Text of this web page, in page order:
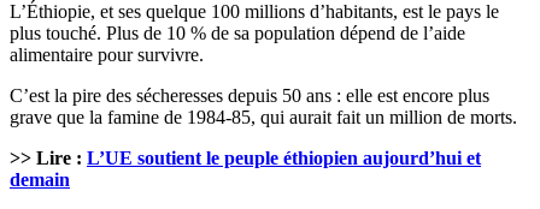
L’Éthiopie, et ses quelque 100 millions d’habitants, est le pays le
plus touché. Plus de 10 % de sa population dépend de l’aide
alimentaire pour survivre.
C’est la pire des sécheresses depuis 50 ans : elle est encore plus
grave que la famine de 1984-85, qui aurait fait un million de morts.
>> Lire : L’UE soutient le peuple éthiopien aujourd’hui et
demain